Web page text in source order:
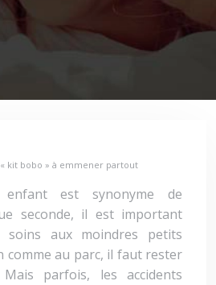
kit bobo » à emmener partout
enfant est synonyme de
seconde, il est important
soins aux moindres petits
comme au parc, il faut rester
parfois, les accidents